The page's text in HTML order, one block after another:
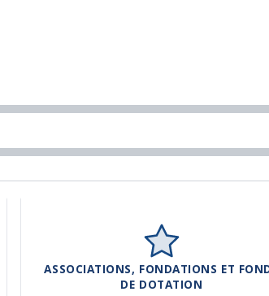
ASSOCIATIONS, FONDATIONS ET
DE DOTATION